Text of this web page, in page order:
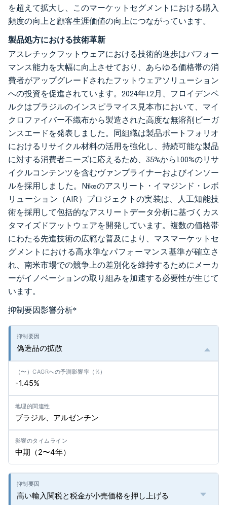
を超えて拡大し、このマーケットセグメントにおける購入
頻度の向上と顧客生涯価値の向上につながっています。
製品処方における技術革新
アスレチックフットウェアにおける技術的進歩はパフォー
マンス能力を大幅に向上させており、あらゆる価格帯の消
費者がアップグレードされたフットウェアソリューション
への投資を促進されています。2024年12月、フロイデンベ
ルクはブラジルのインスピラマイス見本市において、マイ
クロファイバー不織布から製造された高度な無溶剤ビーガ
ンスエードを発表しました。同組織は製品ポートフォリオ
におけるリサイクル材料の活用を強化し、持続可能な製品
に対する消費者ニーズに応えるため、35%から100%のリサ
イクルコンテンツを含むヴァンプライナーおよびインソー
ルを採用しました。Nikeのアスリート・イマジンド・レボ
リューション（AIR）プロジェクトの実装は、人工知能技
術を採用して包括的なアスリートデータ分析に基づくカス
タマイズドフットウェアを開発しています。複数の価格帯
にわたる先進技術の広範な普及により、マスマーケットセ
グメントにおける高水準なパフォーマンス基準が確立さ
れ、南米市場での競争上の差別化を維持するためにメーカ
ーがイノベーションの取り組みを加速する必要性が生じて
います。
抑制要因影響分析*
偽造品の拡散
-1.45%
ブラジル、アルゼンチン
中期（2〜4年）
高い輸入関税と税金が小売価格を押し上げる